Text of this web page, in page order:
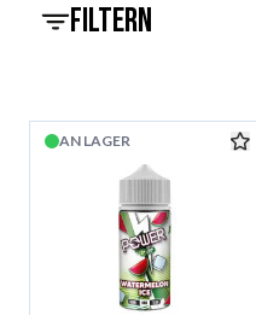
filtern
AN LAGER